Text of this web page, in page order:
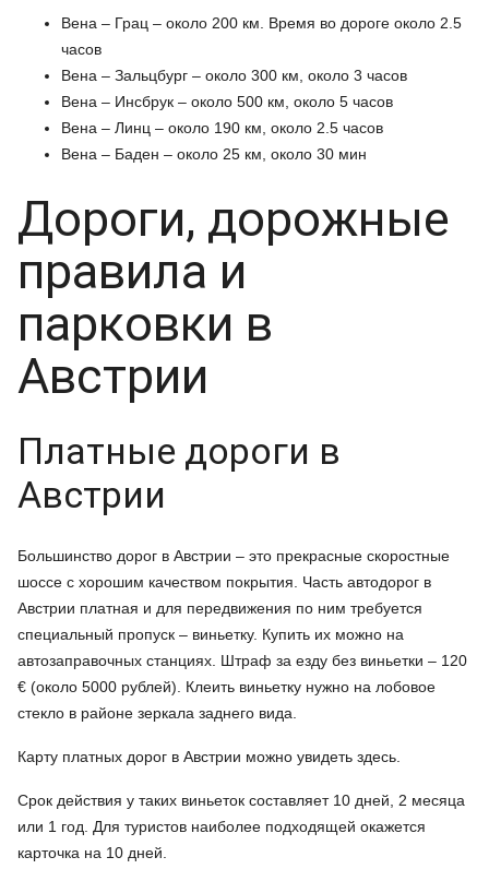
Вена – Грац – около 200 км. Время во дороге около 2.5
часов
Вена – Зальцбург – около 300 км, около 3 часов
Вена – Инсбрук – около 500 км, около 5 часов
Вена – Линц – около 190 км, около 2.5 часов
Вена – Баден – около 25 км, около 30 мин
Дороги, дорожные
правила и
парковки в
Австрии
Платные дороги в
Австрии
Большинство дорог в Австрии – это прекрасные скоростные
шоссе с хорошим качеством покрытия. Часть автодорог в
Австрии платная и для передвижения по ним требуется
специальный пропуск – виньетку. Купить их можно на
автозаправочных станциях. Штраф за езду без виньетки – 120
€ (около 5000 рублей). Клеить виньетку нужно на лобовое
стекло в районе зеркала заднего вида.
Карту платных дорог в Австрии можно увидеть здесь.
Срок действия у таких виньеток составляет 10 дней, 2 месяца
или 1 год. Для туристов наиболее подходящей окажется
карточка на 10 дней.